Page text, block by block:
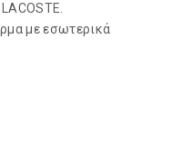
με εσωτερικά